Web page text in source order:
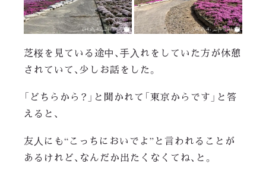
芝桜を見ている途中、手入れをしていた方が休憩
されていて、少しお話をした。
「どちらから？」と聞かれて「東京からです」と答
えると、
友人にも“こっちにおいでよ”と言われることが
あるけれど、なんだか出たくなくてね、と。